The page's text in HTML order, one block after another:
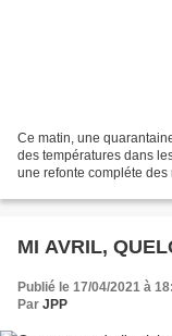
Ce matin, une
des températures dans
une refonte compléte
MI AVRIL,
Publié le 17/04/2021 à
Par JPP